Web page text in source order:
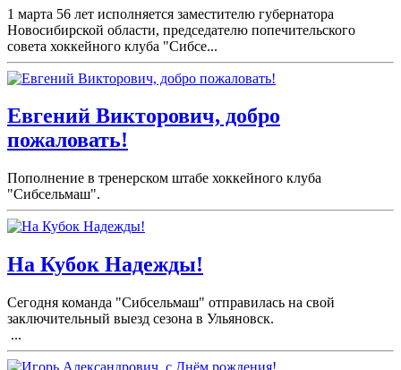
1 марта 56 лет исполняется заместителю губернатора
Новосибирской области, председателю попечительского
совета хоккейного клуба "Сибсе...
Евгений Викторович, добро
пожаловать!
Пополнение в тренерском штабе хоккейного клуба
"Сибсельмаш".
На Кубок Надежды!
Сегодня команда "Сибсельмаш" отправилась на свой
заключительный выезд сезона в Ульяновск.
...